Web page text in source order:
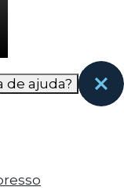
o site. Esses
sobre
taxa de
o
de social
recursos de
de ajuda?